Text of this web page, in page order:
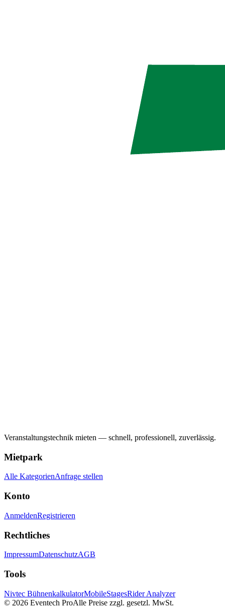
Veranstaltungstechnik mieten — schnell, professionell, zuverlässig.
Mietpark
Alle KategorienAnfrage stellen
Konto
AnmeldenRegistrieren
Rechtliches
ImpressumDatenschutzAGB
Tools
Nivtec BühnenkalkulatorMobileStagesRider Analyzer
© 2026 Eventech ProAlle Preise zzgl. gesetzl. MwSt.